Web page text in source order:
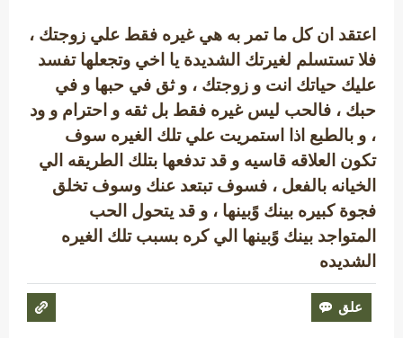
اعتقد ان كل ما تمر به هي غيره فقط علي زوجتك ،
فلا تستسلم لغيرتك الشديدة يا اخي وتجعلها تفسد
عليك حياتك انت و زوجتك ، و ثق في حبها و في
حبك ، فالحب ليس غيره فقط بل ثقه و احترام و ود
، و بالطبع اذا استمريت علي تلك الغيره سوف
تكون العلاقه قاسيه و قد تدفعها بتلك الطريقه الي
الخيانه بالفعل ، فسوف تبتعد عنك وسوف تخلق
فجوة كبيره بينك وًبينها ، و قد يتحول الحب
المتواجد بينك وًبينها الي كره بسبب تلك الغيره
الشديده